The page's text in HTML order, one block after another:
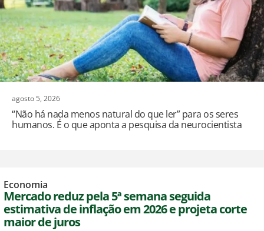
agosto 5, 2026
“Não há nada menos natural do que ler” para os seres
humanos. É o que aponta a pesquisa da neurocientista
Economia
Mercado reduz pela 5ª semana seguida
estimativa de inflação em 2026 e projeta corte
maior de juros